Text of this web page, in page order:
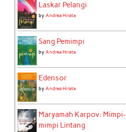
Laskar Pelangi
byAndrea Hirata
Sang Pemimpi
byAndrea Hirata
Edensor
byAndrea Hirata
Maryamah Karpov: Mimpi-
mimpi Lintang